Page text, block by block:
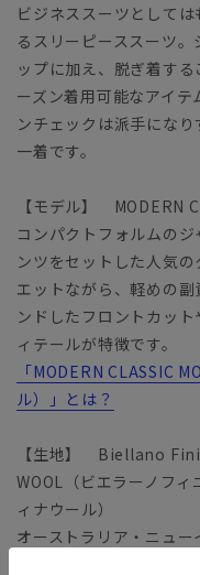
ビジネススーツとして
るスリーピーススーツ
ップに加え、脱ぎ着す
ーズン着用可能なアイ
ンチェックは派手にな
一着です。
【モデル】 MODERN
コンパクトフォルムの
ンツをセットした人気
エットながら、軽めの
ンドしたフロントカッ
ィテールが特徴です。
「MODERN CLASSIC
ル）」とは？
【生地】 Biellano
WOOL（ビエラーノフ
ィナウール）
オーストラリア・ニュ